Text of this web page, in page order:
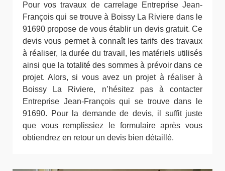
Pour vos travaux de carrelage Entreprise Jean-
François qui se trouve à Boissy La Riviere dans le
91690 propose de vous établir un devis gratuit. Ce
devis vous permet à connaît les tarifs des travaux
à réaliser, la durée du travail, les matériels utilisés
ainsi que la totalité des sommes à prévoir dans ce
projet. Alors, si vous avez un projet à réaliser à
Boissy La Riviere, n’hésitez pas à contacter
Entreprise Jean-François qui se trouve dans le
91690. Pour la demande de devis, il suffit juste
que vous remplissiez le formulaire après vous
obtiendrez en retour un devis bien détaillé.